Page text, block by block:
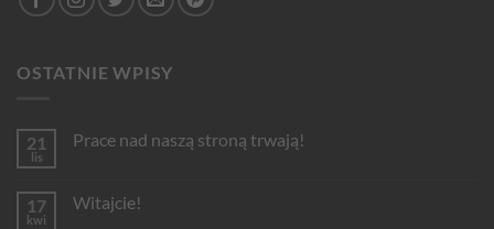
OSTATNIE WPISY
21
lis
Prace nad naszą stroną trwają!
Prace
17
kwi
Witajcie!